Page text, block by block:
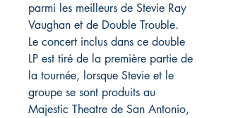
parmi les meilleurs de Stevie Ray
Vaughan et de Double Trouble.
Le concert inclus dans ce double
LP est tiré de la première partie de
la tournée, lorsque Stevie et le
groupe se sont produits au
Majestic Theatre de San Antonio,